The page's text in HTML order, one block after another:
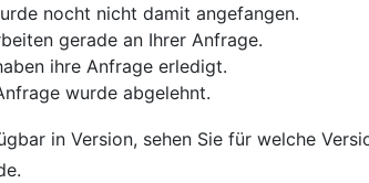
nocht nicht damit angefangen.
gerade an Ihrer Anfrage.
ihre Anfrage erledigt.
wurde abgelehnt.
in Version, sehen Sie für welche